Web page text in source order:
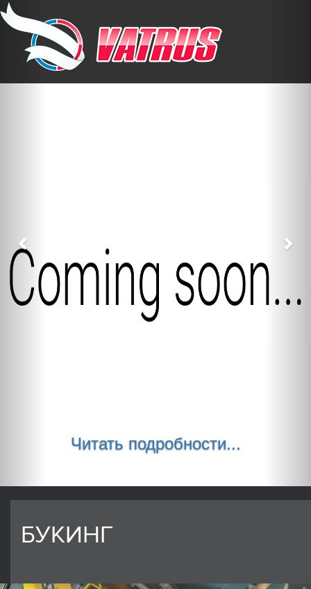
Читать подробности...
БУКИНГ